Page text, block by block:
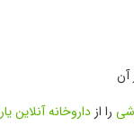
را از داروخانه آنلاین